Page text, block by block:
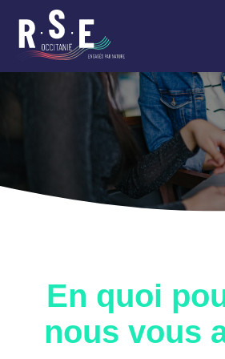
contenu
En quoi
nous vous